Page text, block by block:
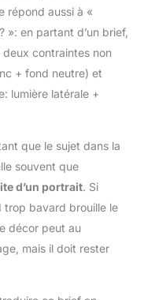
répond aussi à «
en partant d’un brief,
deux contraintes non
+ fond neutre) et
lumière latérale +
que le sujet dans la
souvent que
d’un portrait. Si
trop bavard brouille le
décor peut au
mais il doit rester